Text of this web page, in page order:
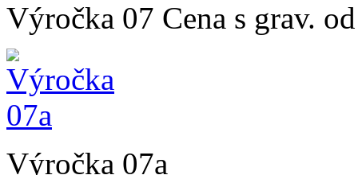
Výročka 07 Cena s grav.
Výročka 07a